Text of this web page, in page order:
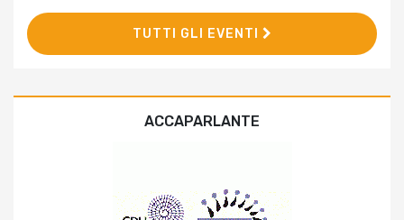
TUTTI GLI EVENTI
ACCAPARLANTE